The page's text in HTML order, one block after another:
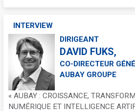
INTERVIEW
DIRIGEANT
DAVID FUKS,
CO-DIRECTEUR
AUBAY GROUPE
« AUBAY : CROISSANCE,
NUMÉRIQUE ET INTELLIGENCE